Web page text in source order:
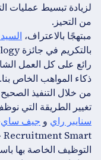
لزيادة تبسيط عمليات
من التحيز.
مبتهجًا بالاعتراف،السيد
رائع على كل العمل
من خلال التنفيذ الصحيح
تغيير الطريقة التي نوظف
سنايبر رايو جيف ساي-
التوظيف الخاصة بها